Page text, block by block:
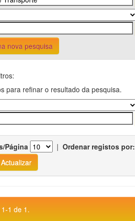
nova pesquisa
para refinar o resultado da pesquisa.
Página | Ordenar registos por:
1 de 1.